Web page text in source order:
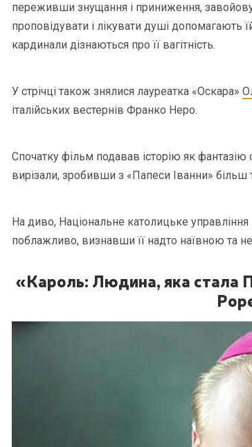
переживши знущання і приниження, завойовує
проповідувати і лікувати душі допомагають
кардинали дізнаються про її вагітність.
У стрічці також знялися лауреатка «Оскара»
італійських вестернів Франко Неро.
Спочатку фільм подавав історію як фантазію
вирізали, зробивши з «Папеси Іванни» більш
На диво, Національне католицьке
поблажливо, визнавши її надто наївною та
«Кароль: Людина, яка стала